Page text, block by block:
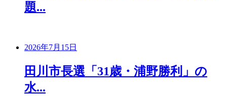
題...
2026年7月15日
田川市長選「31歳・浦野勝利」の
水...